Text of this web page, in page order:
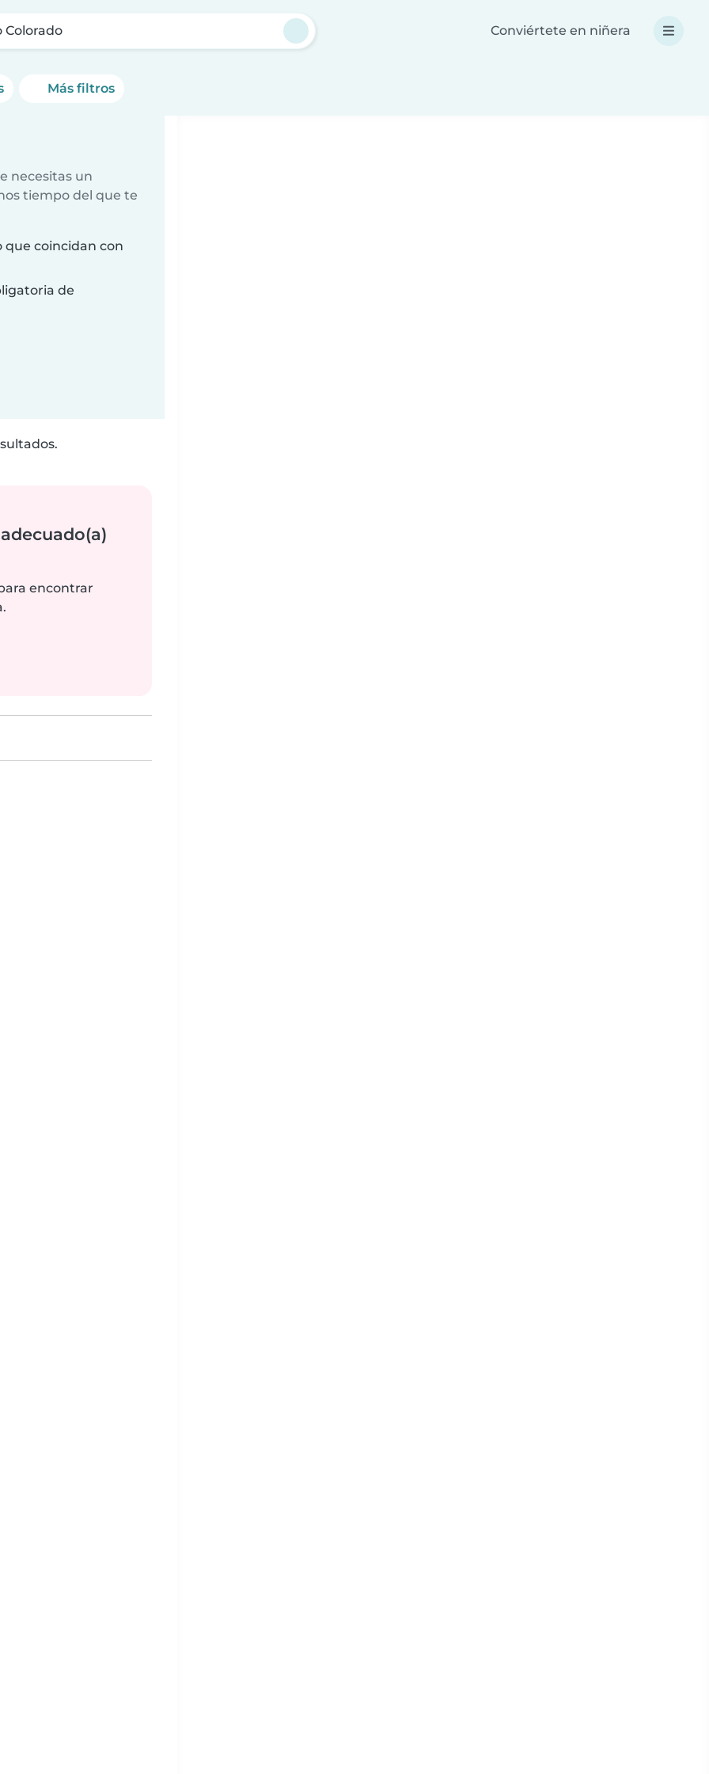
Colorado Conviértete en niñera
Más filtros
necesitas un
tiempo del que te
que coincidan con
de
encontrar